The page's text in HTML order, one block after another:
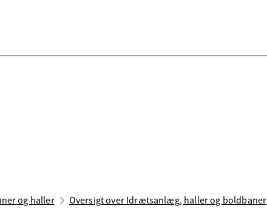
og haller Oversigt over Idrætsanlæg, haller og boldbaner